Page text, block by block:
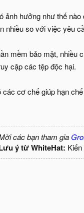
ảnh hưởng như thế
nhiều so với việc yêu
mềm bảo mật,
cập các tệp độc hại.
cơ chế giúp hạn
các bạn tham gia
ý từ WhiteHat: